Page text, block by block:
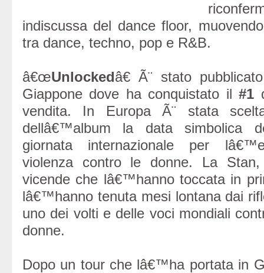
indiscussa del dance floor,
tra dance, techno, pop e R&B.
â€œUnlockedâ€ Ã¨ stato
Giappone dove ha conquistato il#1
vendita. In Europa Ã¨ stata
dellâ€™album la data simbolica
giornata internazionale per
violenza contro le donne. La
vicende che lâ€™hanno toccata in
lâ€™hanno tenuta mesi lontana dai
uno dei volti e delle voci mondiali
donne.
Dopo un tour che lâ€™ha portata in